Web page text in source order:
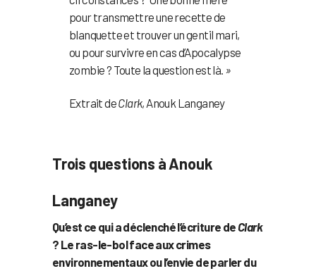
pour transmettre une recette de
blanquette et trouver un gentil mari,
ou pour survivre en cas d’Apocalypse
zombie ? Toute la question est là. »
Extrait deClark, Anouk Langaney
Trois questions à Anouk
Langaney
Qu’est ce qui a déclenché l’écriture de Clark
? Le ras-le-bol face aux crimes
environnementaux ou l’envie de parler du